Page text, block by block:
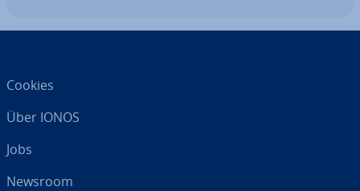
Cookies
Über IONOS
Jobs
Newsroom